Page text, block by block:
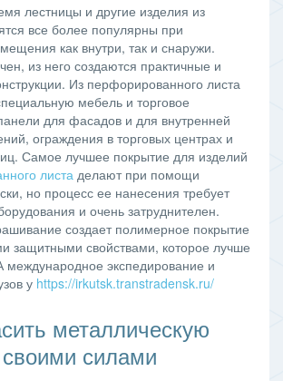
лестницы и другие изделия из
все более популярны при
как внутри, так и снаружи.
из него создаются практичные и
Из перфорированного листа
мебель и торговое
для фасадов и для внутренней
ограждения в торговых центрах и
Самое лучшее покрытие для изделий
листа делают при помощи
но процесс ее нанесения требует
и очень затруднителен.
создает полимерное покрытие
защитными свойствами, которое лучше
международное экспедирование и
у https://irkutsk.transtradensk.ru/
металлическую
силами